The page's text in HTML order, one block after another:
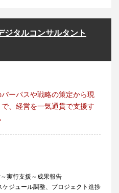
ジタルコンサルタント
ーパスや戦略の策定から現
、経営を一気通貫で支援す
実行支援～成果報告
ジュール調整、プロジェクト進捗